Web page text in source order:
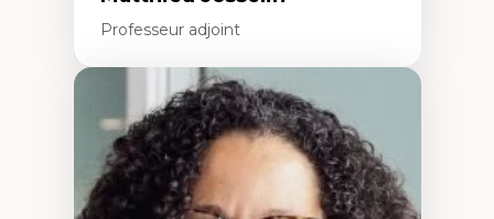
Professeur adjoint
Expertises
Ethnographie critique des environnements
d’apprentissage des étudiant.e.s
Approche transdisciplinaire des
compétences socioaffectives et
interculturelles